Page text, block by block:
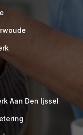
Aan Den Ijssel